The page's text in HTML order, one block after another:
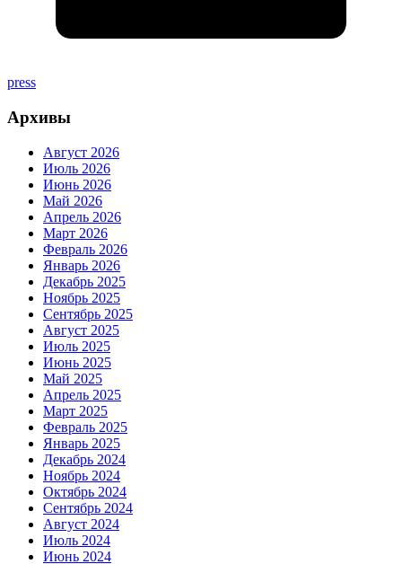
press
Архивы
Август 2026
Июль 2026
Июнь 2026
Май 2026
Апрель 2026
Март 2026
Февраль 2026
Январь 2026
Декабрь 2025
Ноябрь 2025
Сентябрь 2025
Август 2025
Июль 2025
Июнь 2025
Май 2025
Апрель 2025
Март 2025
Февраль 2025
Январь 2025
Декабрь 2024
Ноябрь 2024
Октябрь 2024
Сентябрь 2024
Август 2024
Июль 2024
Июнь 2024